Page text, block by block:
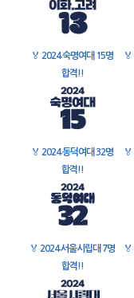
🏅 2024 숙명여대 15명
합격!!
🏅
🏅 2024 동덕여대 32명
합격!!
🏅
🏅 2024 서울시립대 7명
합격!!
🏅